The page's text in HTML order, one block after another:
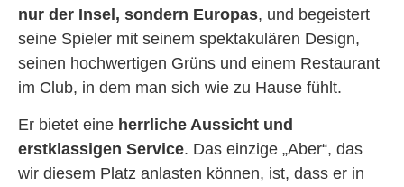
nur der Insel, sondern Europas, und begeistert
seine Spieler mit seinem spektakulären Design,
seinen hochwertigen Grüns und einem Restaurant
im Club, in dem man sich wie zu Hause fühlt.
Er bietet eine herrliche Aussicht und
erstklassigen Service. Das einzige „Aber“, das
wir diesem Platz anlasten können, ist, dass er in